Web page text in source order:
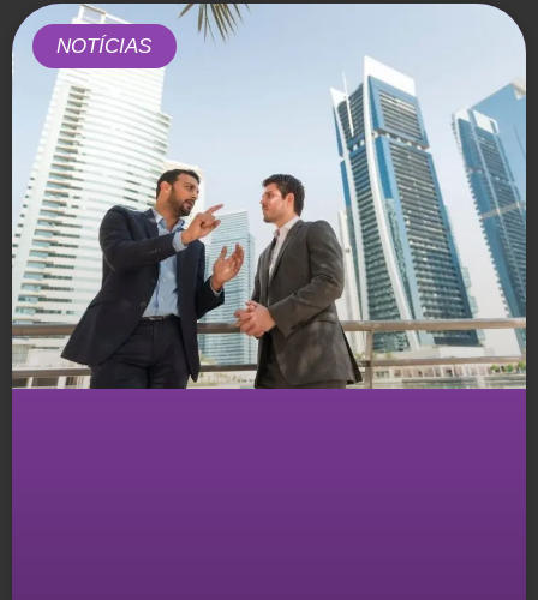
NOTÍCIAS